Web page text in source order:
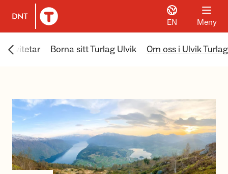
Til DNT.no forside
EN Meny
Scroll menyen mot venstre
Aktivitetar Borna sitt Turlag Ulvik Om oss i Ulvik Turlag